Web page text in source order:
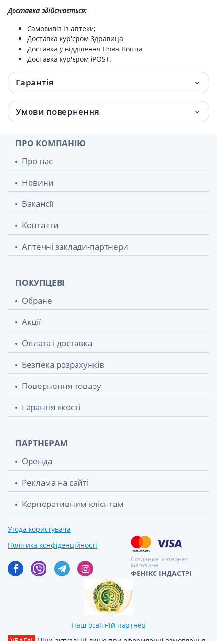
Доставка здійснюється:
Самовивіз із аптеки;
Доставка кур'єром Здравица
Доставка у відділення Нова Пошта
Доставка кур'єром iPOST.
Гарантія
Умови повернення
ПРО КОМПАНІЮ
Про нас
Новини
Вакансії
Контакти
Аптечні заклади-партнери
ПОКУПЦЕВІ
Обране
Акції
Оплата і доставка
Безпека розрахунків
Повернення товару
Гарантія якості
ПАРТНЕРАМ
Оренда
Реклама на сайті
Корпоративним клієнтам
Угода користувача
Політика конфіденційності
Создание интернет
магазина
ФЕНІКС ІНДАСТРІ
Наш освітній партнер